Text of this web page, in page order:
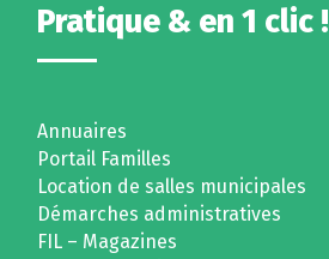
Pratique & en 1 clic !
Annuaires
Portail Familles
Location de salles municipales
Démarches administratives
FIL – Magazines